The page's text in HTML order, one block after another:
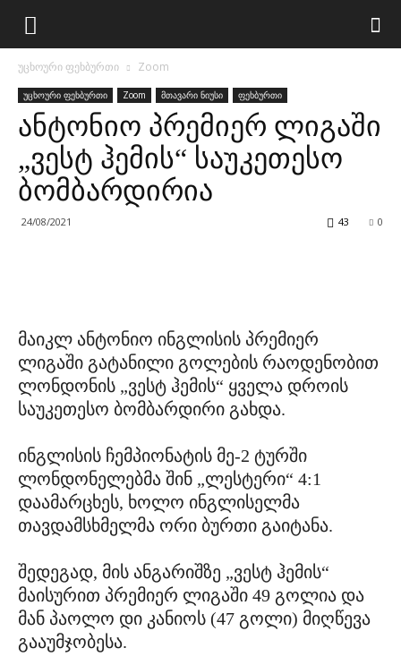
უცხოური ფეხბურთი Zoom
უცხოური ფეხბურთი Zoom მთავარი ნიუსი ფეხბურთი
ანტონიო პრემიერ ლიგაში
„ვესტ ჰემის“ საუკეთესო
ბომბარდირია
24/08/2021 0
43
მაიკლ ანტონიო ინგლისის პრემიერ
ლიგაში გატანილი გოლების რაოდენობით
ლონდონის „ვესტ ჰემის“ ყველა დროის
საუკეთესო ბომბარდირი გახდა.
ინგლისის ჩემპიონატის მე-2 ტურში
ლონდონელებმა შინ „ლესტერი“ 4:1
დაამარცხეს, ხოლო ინგლისელმა
თავდამსხმელმა ორი ბურთი გაიტანა.
შედეგად, მის ანგარიშზე „ვესტ ჰემის“
მაისურით პრემიერ ლიგაში 49 გოლია და
მან პაოლო დი კანიოს (47 გოლი) მიღწევა
გააუმჯობესა.